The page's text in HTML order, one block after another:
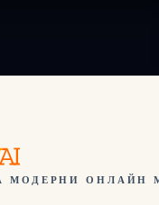
МОДЕРНИ ОНЛАЙН